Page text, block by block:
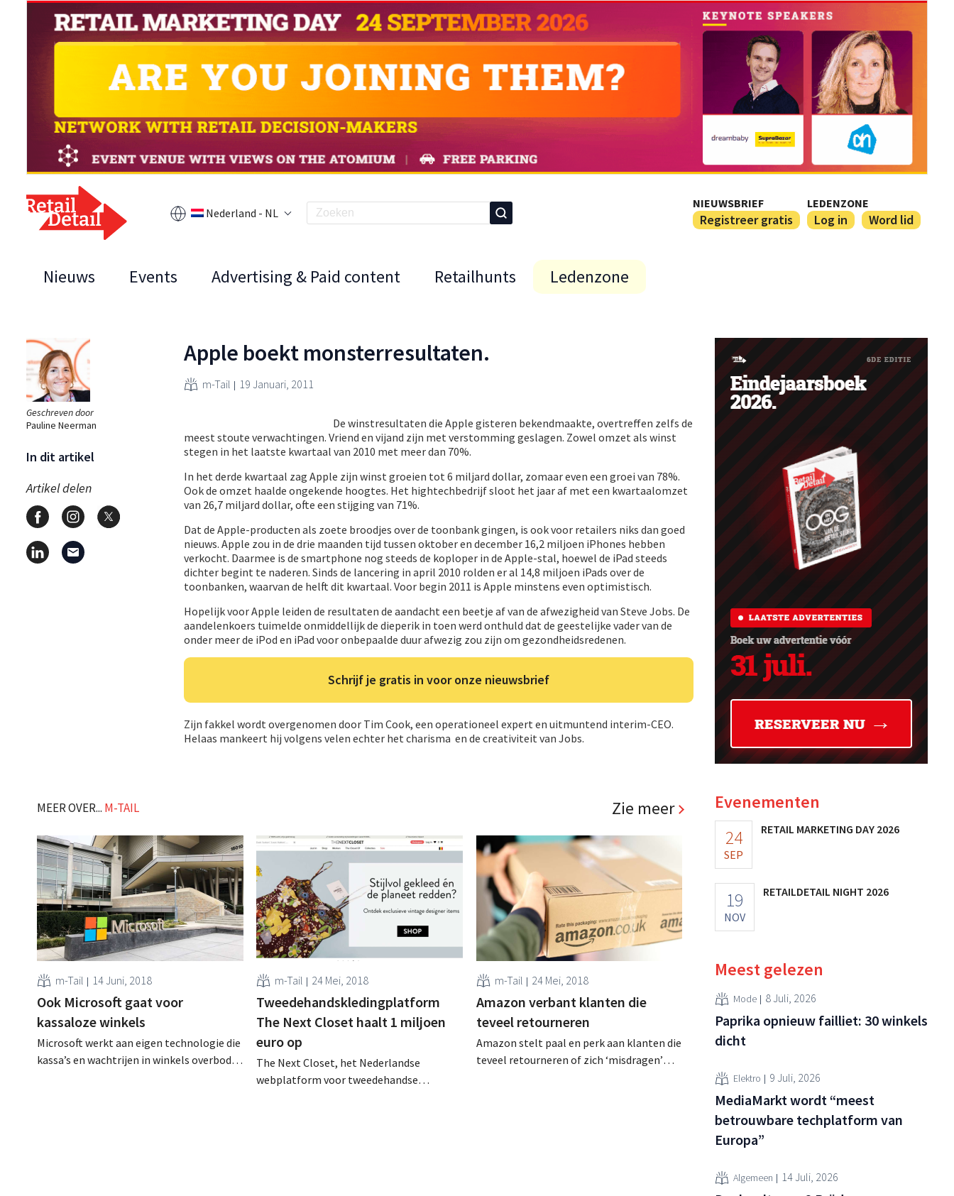
Nederland - NL
NIEUWSBRIEF
Registreer gratis
LEDENZONE
Log in Word lid
Nieuws Events Advertising & Paid content Retailhunts Ledenzone
Geschreven door
Pauline Neerman
In dit artikel
Artikel delen
Apple boekt monsterresultaten.
m-Tail 19 Januari, 2011
De winstresultaten die Apple gisteren bekendmaakte, overtreffen zelfs de
meest stoute verwachtingen. Vriend en vijand zijn met verstomming geslagen. Zowel omzet als winst
stegen in het laatste kwartaal van 2010 met meer dan 70%.
In het derde kwartaal zag Apple zijn winst groeien tot 6 miljard dollar, zomaar even een groei van 78%.
Ook de omzet haalde ongekende hoogtes. Het hightechbedrijf sloot het jaar af met een kwartaalomzet
van 26,7 miljard dollar, ofte een stijging van 71%.
Dat de Apple-producten als zoete broodjes over de toonbank gingen, is ook voor retailers niks dan goed
nieuws. Apple zou in de drie maanden tijd tussen oktober en december 16,2 miljoen iPhones hebben
verkocht. Daarmee is de smartphone nog steeds de koploper in de Apple-stal, hoewel de iPad steeds
dichter begint te naderen. Sinds de lancering in april 2010 rolden er al 14,8 miljoen iPads over de
toonbanken, waarvan de helft dit kwartaal. Voor begin 2011 is Apple minstens even optimistisch.
Hopelijk voor Apple leiden de resultaten de aandacht een beetje af van de afwezigheid van Steve Jobs. De
aandelenkoers tuimelde onmiddellijk de dieperik in toen werd onthuld dat de geestelijke vader van de
onder meer de iPod en iPad voor onbepaalde duur afwezig zou zijn om gezondheidsredenen.
Schrijf je gratis in voor onze nieuwsbrief
Zijn fakkel wordt overgenomen door Tim Cook, een operationeel expert en uitmuntend interim-CEO.
Helaas mankeert hij volgens velen echter het charisma en de creativiteit van Jobs.
MEER OVER... M-TAIL Zie meer
m-Tail 14 Juni, 2018
Ook Microsoft gaat voor
kassaloze winkels
Microsoft werkt aan eigen technologie die
kassa’s en wachtrijen in winkels overbodig
m-Tail 24 Mei, 2018
Tweedehandskledingplatform
The Next Closet haalt 1 miljoen
euro op
The Next Closet, het Nederlandse
webplatform voor tweedehandse
m-Tail 24 Mei, 2018
Amazon verbant klanten die
teveel retourneren
Amazon stelt paal en perk aan klanten die
teveel retourneren of zich ‘misdragen’
Evenementen
24
SEP
RETAIL MARKETING DAY 2026
19
NOV
RETAILDETAIL NIGHT 2026
Meest gelezen
Mode 8 Juli, 2026
Paprika opnieuw failliet: 30 winkels
dicht
Elektro 9 Juli, 2026
MediaMarkt wordt “meest
betrouwbare techplatform van
Europa”
Algemeen 14 Juli, 2026